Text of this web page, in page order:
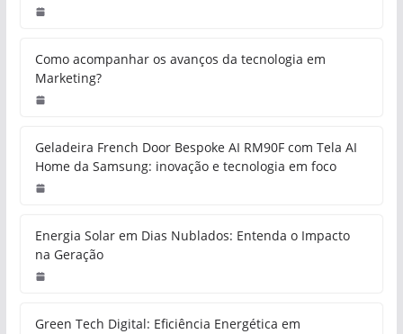
Como acompanhar os avanços da tecnologia em
Marketing?
Geladeira French Door Bespoke AI RM90F com Tela AI
Home da Samsung: inovação e tecnologia em foco
Energia Solar em Dias Nublados: Entenda o Impacto
na Geração
Green Tech Digital: Eficiência Energética em